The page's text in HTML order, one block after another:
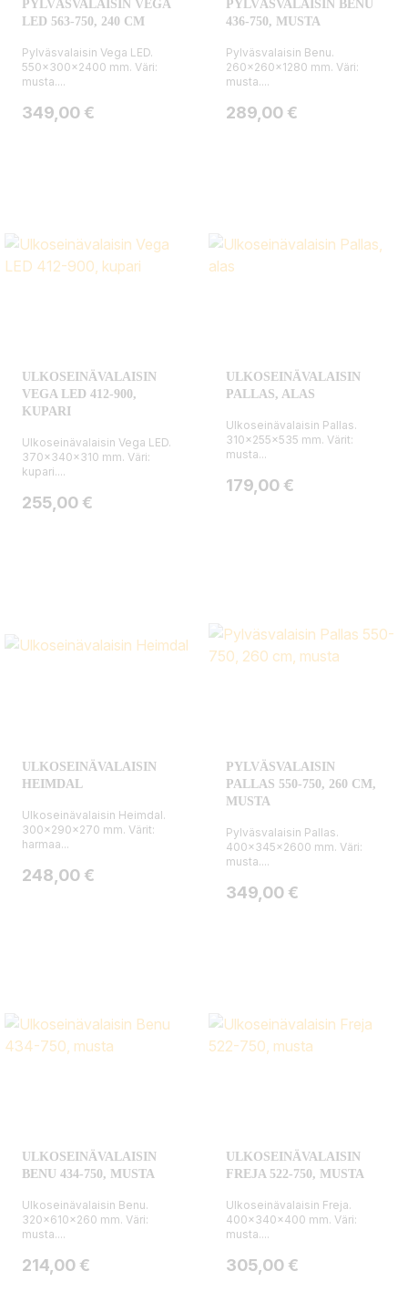
PYLVÄSVALAISIN VEGA
LED 563-750, 240 CM
Pylväsvalaisin Vega LED.
550x300x2400 mm. Väri:
musta....
Hinta
349,00 €
PYLVÄSVALAISIN BENU
436-750, MUSTA
Pylväsvalaisin Benu.
260x260x1280 mm. Väri:
musta....
Hinta
289,00 €
ULKOSEINÄVALAISIN
VEGA LED 412-900,
KUPARI
Ulkoseinävalaisin Vega LED.
370x340x310 mm. Väri:
kupari....
Hinta
255,00 €
ULKOSEINÄVALAISIN
PALLAS, ALAS
Ulkoseinävalaisin Pallas.
310x255x535 mm. Värit:
musta...
Hinta
179,00 €
ULKOSEINÄVALAISIN
HEIMDAL
Ulkoseinävalaisin Heimdal.
300x290x270 mm. Värit:
harmaa...
Hinta
248,00 €
PYLVÄSVALAISIN
PALLAS 550-750, 260 CM,
MUSTA
Pylväsvalaisin Pallas.
400x345x2600 mm. Väri:
musta....
Hinta
349,00 €
ULKOSEINÄVALAISIN
BENU 434-750, MUSTA
Ulkoseinävalaisin Benu.
320x610x260 mm. Väri:
musta....
Hinta
214,00 €
ULKOSEINÄVALAISIN
FREJA 522-750, MUSTA
Ulkoseinävalaisin Freja.
400x340x400 mm. Väri:
musta....
Hinta
305,00 €